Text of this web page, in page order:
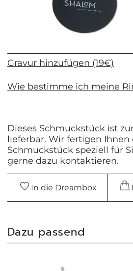
Gravur hinzufügen (19€)
Wie bestimme ich meine
Dieses Schmuckstück ist
lieferbar. Wir fertigen Ihnen
Schmuckstück speziell für
gerne dazu kontaktieren.
In die Dreambox
Dazu passend